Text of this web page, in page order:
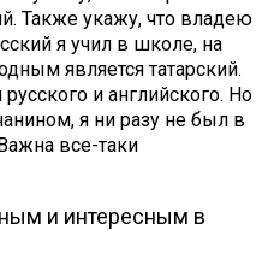
Также укажу, что владею
я учил в школе, на
является татарский.
и английского. Но
я ни разу не был в
все-таки
и интересным в